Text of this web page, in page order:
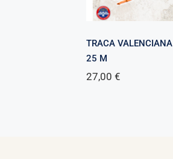
TRACA VALENCIANA
25 M
27,00€